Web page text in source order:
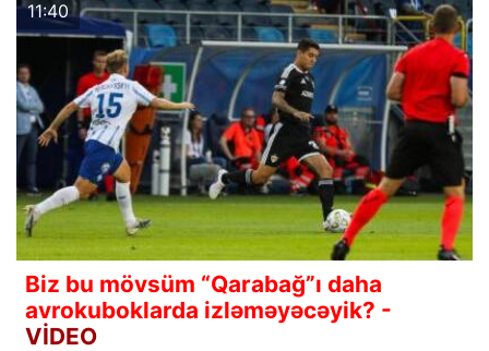
11:40
Biz bu mövsüm “Qarabağ”ı daha
avrokuboklarda izləməyəcəyik? -
VİDEO